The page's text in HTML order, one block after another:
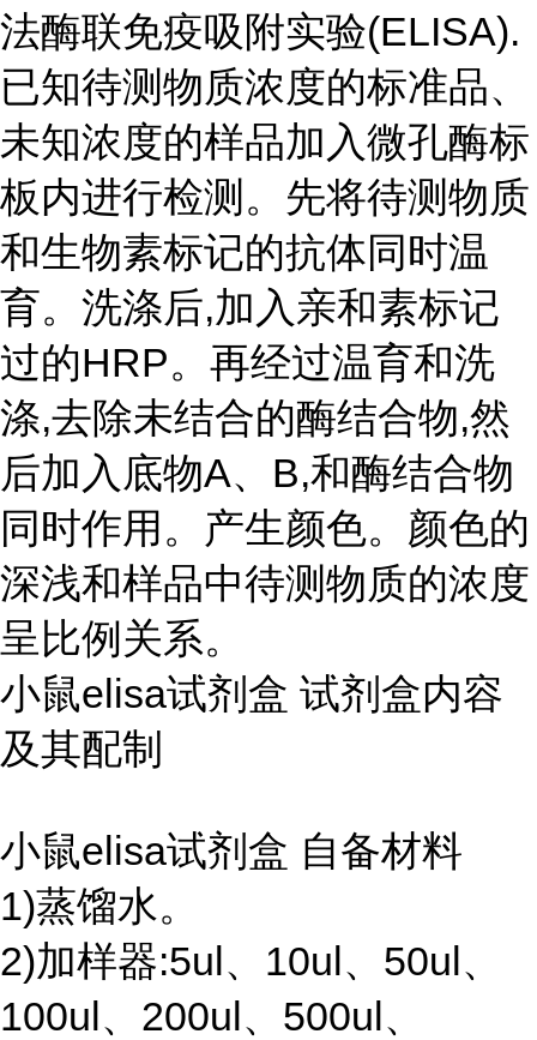
法酶联免疫吸附实验(ELISA).
已知待测物质浓度的标准品、
未知浓度的样品加入微孔酶标
板内进行检测。先将待测物质
和生物素标记的抗体同时温
育。洗涤后,加入亲和素标记
过的HRP。再经过温育和洗
涤,去除未结合的酶结合物,然
后加入底物A、B,和酶结合物
同时作用。产生颜色。颜色的
深浅和样品中待测物质的浓度
呈比例关系。
小鼠elisa试剂盒 试剂盒内容
及其配制
小鼠elisa试剂盒 自备材料
1)蒸馏水。
2)加样器:5ul、10ul、50ul、
100ul、200ul、500ul、